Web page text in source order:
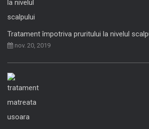
Tratament împotriva pruritului la nivelul
nov. 20, 2019